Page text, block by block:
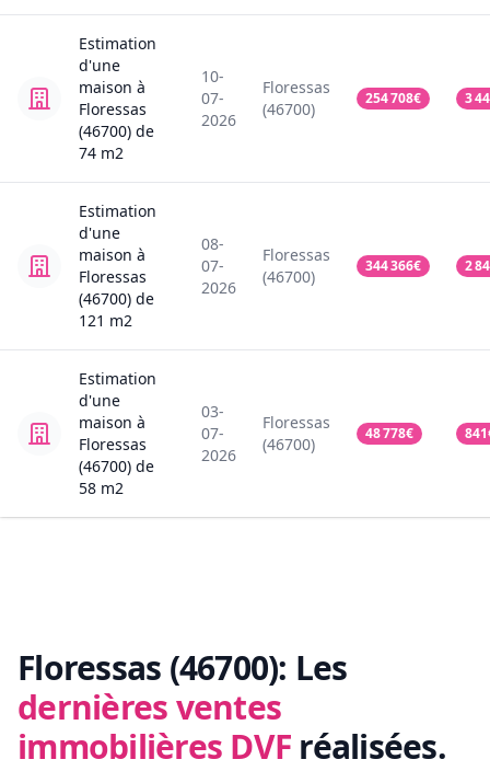
Estimation
d'une
maison à
Floressas
(46700) de
74 m2
10-
07-
2026
Floressas
(46700)
254 708€ 3
Estimation
d'une
maison à
Floressas
(46700) de
121 m2
08-
07-
2026
Floressas
(46700)
344 366€ 2
Estimation
d'une
maison à
Floressas
(46700) de
58 m2
03-
07-
2026
Floressas
(46700)
48 778€ 841
Floressas (46700): Les
dernières ventes
immobilières DVF réalisées.